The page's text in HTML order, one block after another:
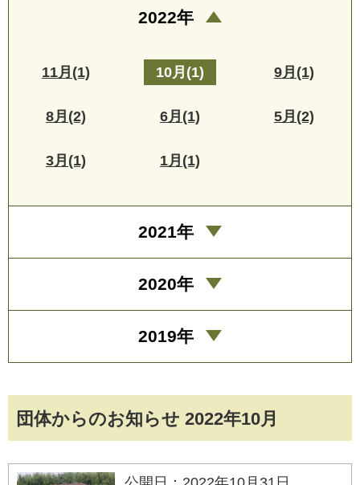
団体からのお知らせ 2022年10月
2022年
11月(1) 10月(1) 9月(1)
8月(2) 6月(1) 5月(2)
3月(1) 1月(1)
2021年
2020年
2019年